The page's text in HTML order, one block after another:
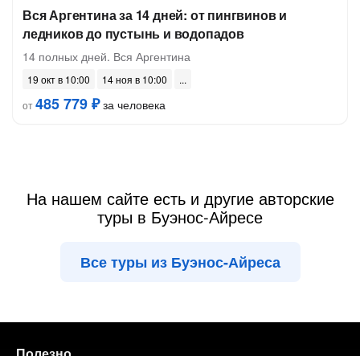
Вся Аргентина за 14 дней: от пингвинов и
ледников до пустынь и водопадов
14 полных дней. Вся Аргентина
19 окт в 10:00
14 ноя в 10:00
от485 779 ₽за человека
На нашем сайте есть и другие авторские
туры в Буэнос-Айресе
Все туры из Буэнос-Айреса